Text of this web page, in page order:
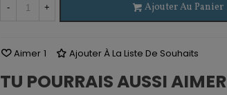
- + Ajouter Au Panier
Aimer 1 Ajouter À La Liste De Souhaits
TU POURRAIS AUSSI AIMER